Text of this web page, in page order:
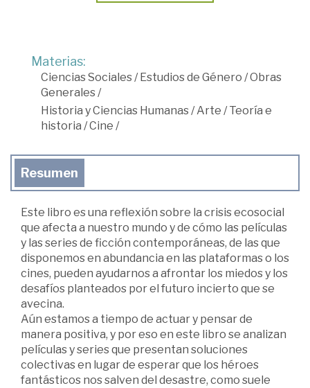
Materias:
Ciencias Sociales/ Estudios de Género /Obras
Generales/
Historia y Ciencias Humanas/Arte /Teoría e
historia /Cine /
Resumen
Este libro es una reflexión sobre la crisis ecosocial
que afecta a nuestro mundo y de cómo las películas
y las series de ficción contemporáneas, de las que
disponemos en abundancia en las plataformas o los
cines, pueden ayudarnos a afrontar los miedos y los
desafíos planteados por el futuro incierto que se
avecina.
Aún estamos a tiempo de actuar y pensar de
manera positiva, y por eso en este libro se analizan
películas y series que presentan soluciones
colectivas en lugar de esperar que los héroes
fantásticos nos salven del desastre, como suele